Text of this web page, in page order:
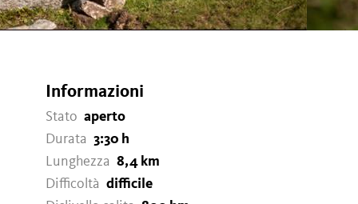
Informazioni
Stato aperto
Durata 3:30 h
Lunghezza 8,4 km
Difficoltà difficile